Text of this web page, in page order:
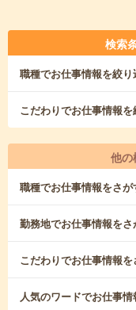
検索
職種でお仕事情報を絞り
こだわりでお仕事情報
他の
職種でお仕事情報をさが
勤務地でお仕事情報をさ
こだわりでお仕事情報を
人気のワードでお仕事